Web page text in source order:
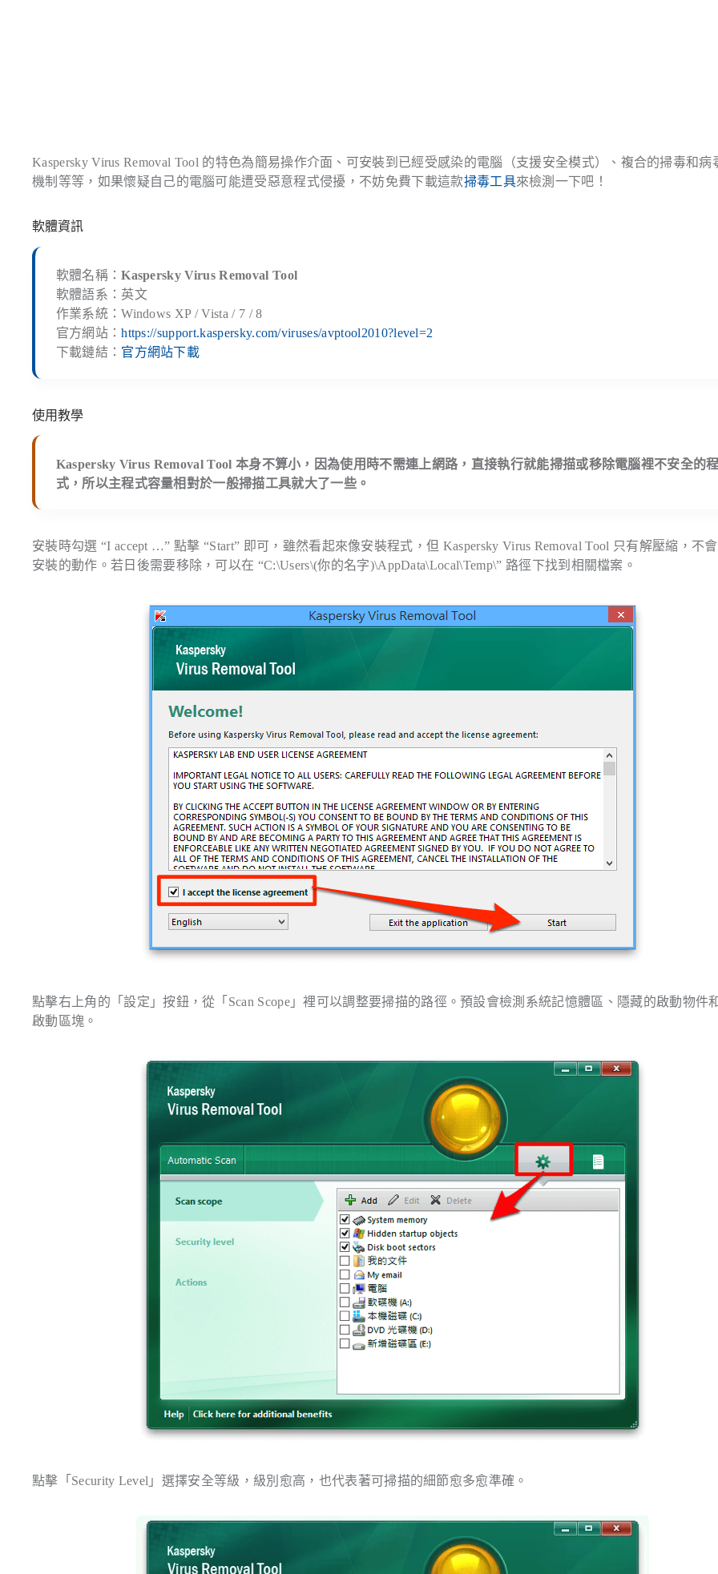
Kaspersky Virus Removal Tool 的特色為簡易操作介面、可安裝到已經受感染的電腦（支援安全模式）、複合的掃毒和病
機制等等，如果懷疑自己的電腦可能遭受惡意程式侵擾，不妨免費下載這款掃毒工具來檢測一下吧！
軟體資訊
軟體名稱：Kaspersky Virus Removal Tool
軟體語系：英文
作業系統：Windows XP / Vista / 7 / 8
官方網站：https://support.kaspersky.com/viruses/avptool2010?level=2
下載鏈結： 官方網站下載
使用教學
Kaspersky Virus Removal Tool 本身不算小，因為使用時不需連上網路，直接執行就能掃描或移除電腦裡不安全的
式，所以主程式容量相對於一般掃描工具就大了一些。
安裝時勾選 “I accept …” 點擊 “Start” 即可，雖然看起來像安裝程式，但 Kaspersky Virus Removal Tool 只有解壓縮，不
安裝的動作。若日後需要移除，可以在 “C:\Users\(你的名字)\AppData\Local\Temp\” 路徑下找到相關檔案。
點擊右上角的「設定」按鈕，從「Scan Scope」裡可以調整要掃描的路徑。預設會檢測系統記憶體區、隱藏的啟動物件
啟動區塊。
點擊「Security Level」選擇安全等級，級別愈高，也代表著可掃描的細節愈多愈準確。